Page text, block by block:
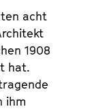
d
e
r
acht
1908
hat.
ihm